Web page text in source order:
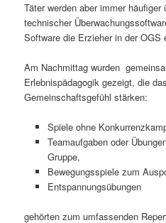
Täter werden aber immer häufiger
technischer
Software die Erzieher in der OGS
Am Nachmittag wurden
Erlebnispädagogik gezeigt, die
Gemeinschaftsgefühl stärken:
Spiele ohne
Teamaufgaben oder
Gruppe,
Bewegungsspiele zum
Entspannungsübungen
gehörten zum umfassenden